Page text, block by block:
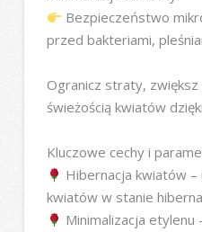
Bezpieczeństwo
przed bakteriami,
Ogranicz straty,
świeżością kwiatów
Kluczowe cechy i
Hibernacja kwiatów
kwiatów w stanie
Minimalizacja etylenu